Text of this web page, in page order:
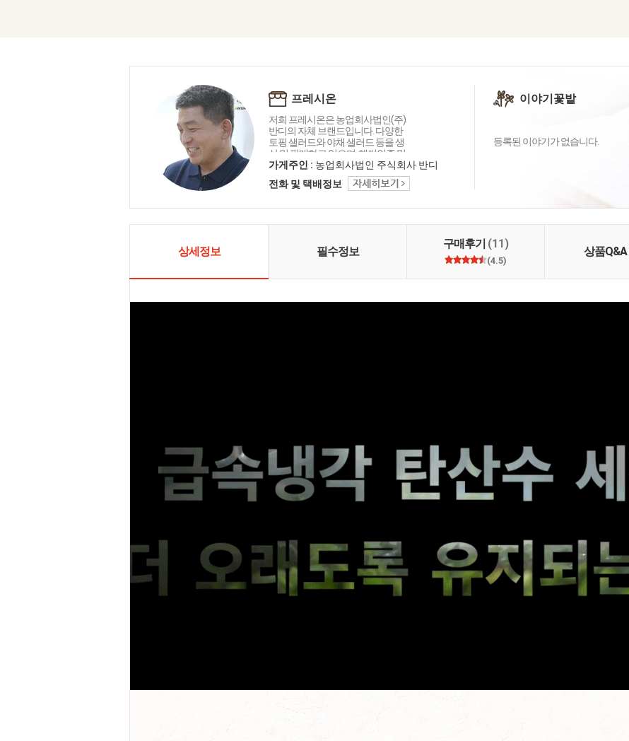
프레시온
저희 프레시온은 농업회사법인(주)
반디의 자체 브랜드입니다. 다양한
토핑 샐러드와 야채 샐러드 등을 생
산 및 판매하고 있으며, 해썹인증 및
자체 세척 기술을 보유하여, 보다 신
선하고 품질 좋은 상품으로 대기업
외 마트 등에 대량 납품하고 있습니
리적인 가격대의 상품으로 찾아뵙
가게주인 : 농업회사법인 주식회사 반디
전화 및 택배정보
이야기꽃밭
등록된 이야기가 없습니다.
상세정보 필수정보
구매후기 (11)
(4.5)
상품Q&A